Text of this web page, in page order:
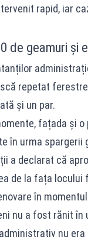
rapid, iar
de geamuri
repetat
și un par.
, fațada și
în urma
a declarat că
de la fața locului
în
nu a fost rănit
nu